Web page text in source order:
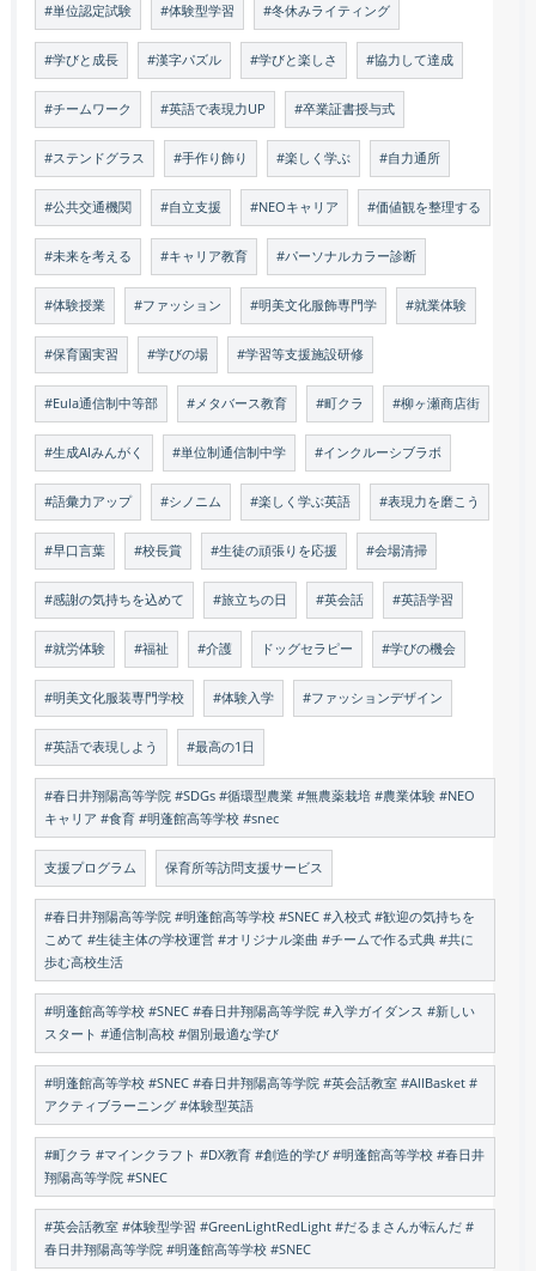
#単位認定試験 #体験型学習 #冬休みライティング
#学びと成長 #漢字パズル #学びと楽しさ #協力して達成
#チームワーク #英語で表現力UP #卒業証書授与式
#ステンドグラス #手作り飾り #楽しく学ぶ #自力通所
#公共交通機関 #自立支援 #NEOキャリア #価値観を整理する
#未来を考える #キャリア教育 #パーソナルカラー診断
#体験授業 #ファッション #明美文化服飾専門学 #就業体験
#保育園実習 #学びの場 #学習等支援施設研修
#Eula通信制中等部 #メタバース教育 #町クラ #柳ヶ瀬商店街
#生成AIみんがく #単位制通信制中学 #インクルーシブラボ
#語彙力アップ #シノニム #楽しく学ぶ英語 #表現力を磨こう
#早口言葉 #校長賞 #生徒の頑張りを応援 #会場清掃
#感謝の気持ちを込めて #旅立ちの日 #英会話 #英語学習
#就労体験 #福祉 #介護 ドッグセラピー #学びの機会
#明美文化服装専門学校 #体験入学 #ファッションデザイン
#英語で表現しよう #最高の1日
#春日井翔陽高等学院 #SDGs #循環型農業 #無農薬栽培 #農業体験 #NEO
キャリア #食育 #明蓬館高等学校 #snec
支援プログラム 保育所等訪問支援サービス
#春日井翔陽高等学院 #明蓬館高等学校 #SNEC #入校式 #歓迎の気持ちを
こめて #生徒主体の学校運営 #オリジナル楽曲 #チームで作る式典 #共に
歩む高校生活
#明蓬館高等学校 #SNEC #春日井翔陽高等学院 #入学ガイダンス #新しい
スタート #通信制高校 #個別最適な学び
#明蓬館高等学校 #SNEC #春日井翔陽高等学院 #英会話教室 #AllBasket #
アクティブラーニング #体験型英語
#町クラ #マインクラフト #DX教育 #創造的学び #明蓬館高等学校 #春日井
翔陽高等学院 #SNEC
#英会話教室 #体験型学習 #GreenLightRedLight #だるまさんが転んだ #
春日井翔陽高等学院 #明蓬館高等学校 #SNEC